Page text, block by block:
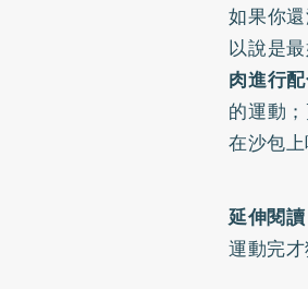
如果你
以說是
肉進行
的運動
在沙包上
延伸閱讀
運動完